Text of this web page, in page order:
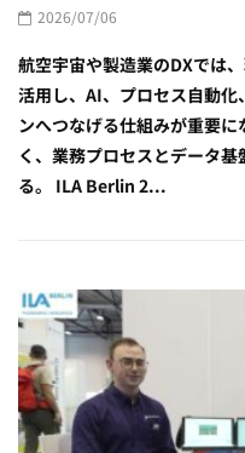
2026/07/06
航空宇宙や製造業のDXでは
活用し、AI、プロセス自動
ンへつなげる仕組みが重要
く、業務プロセスとデータ
る。 ILA Berlin 2...